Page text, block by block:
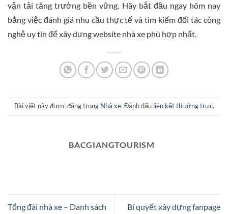
vận tải tăng trưởng bền vững. Hãy bắt đầu ngay hôm nay
bằng việc đánh giá nhu cầu thực tế và tìm kiếm đối tác công
nghệ uy tín để xây dựng website nhà xe phù hợp nhất.
Bài viết này được đăng trong Nhà xe. Đánh dấu liên kết thường trực.
BACGIANGTOURISM
Tổng đài nhà xe – Danh sách
Bí quyết xây dựng fanpage